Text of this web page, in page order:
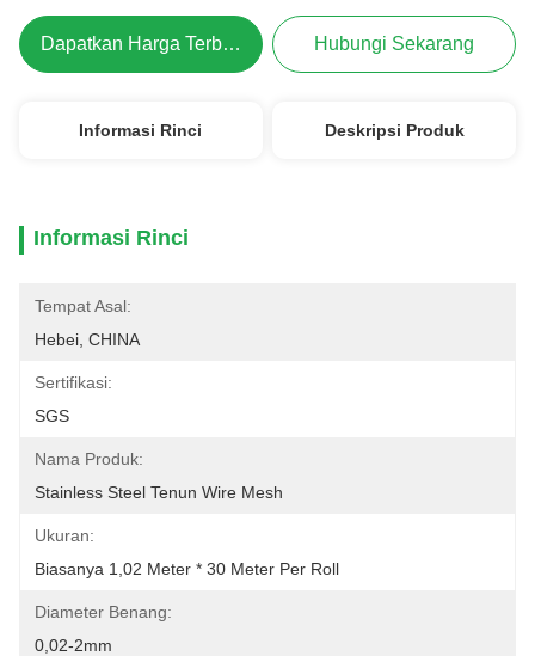
Dapatkan Harga Terbaik Hubungi Sekarang
Informasi Rinci Deskripsi Produk
Informasi Rinci
Tempat Asal:
Hebei, CHINA
Sertifikasi:
SGS
Nama Produk:
Stainless Steel Tenun Wire Mesh
Ukuran:
Biasanya 1,02 Meter * 30 Meter Per Roll
Diameter Benang:
0,02-2mm